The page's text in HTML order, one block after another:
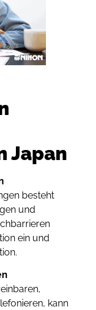
Japan
besteht
und
ein und
kann